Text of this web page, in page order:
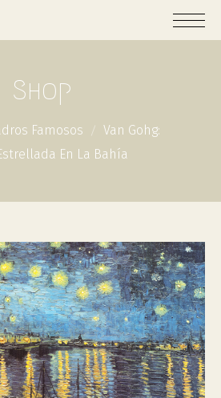
Shop
Famosos
Van Gohg:
En La Bahía